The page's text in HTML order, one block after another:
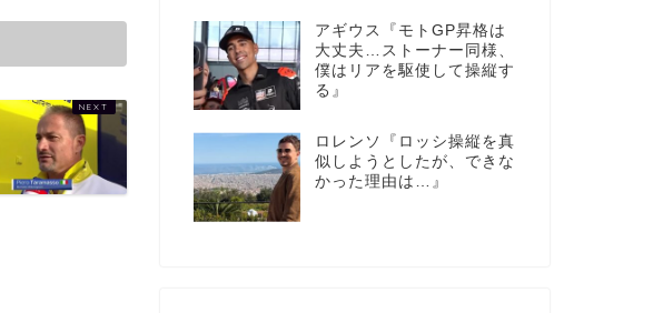
アギウス『モトGP昇格は
大丈夫…ストーナー同様、
僕はリアを駆使して操縦す
る』
ロレンソ『ロッシ操縦を真
似しようとしたが、できな
かった理由は…』